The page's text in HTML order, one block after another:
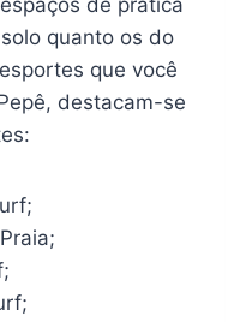
de prática
quanto os do
que você
destacam-se